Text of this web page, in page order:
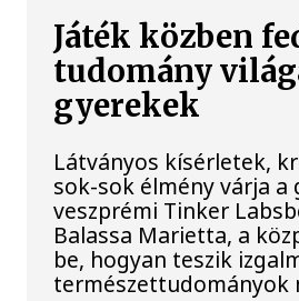
Játék közben
tudomány
gyerekek
Látványos kísérletek,
sok-sok élmény várja a
veszprémi Tinker
Balassa Marietta, a
be, hogyan teszik
természettudományok